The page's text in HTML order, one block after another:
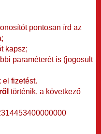
pontosan írd az
kapsz;
paraméterét is (jogosult
el fizetést.
történik, a következő